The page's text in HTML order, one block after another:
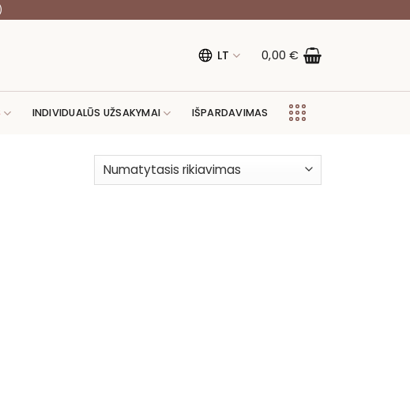
LT 0,00€
INDIVIDUALŪS UŽSAKYMAI IŠPARDAVIMAS